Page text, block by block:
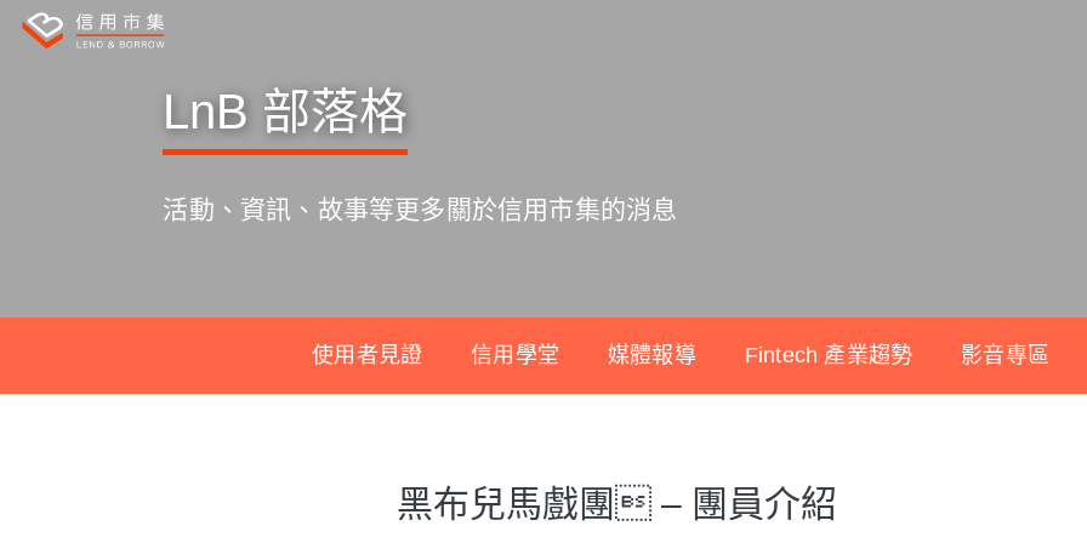
LnB 部落格
活動、資訊、故事等更多關於信用市集的消息
使用者見證 信用學堂 媒體報導 Fintech 產業趨勢 影音專區
黑布兒馬戲團 – 團員介紹